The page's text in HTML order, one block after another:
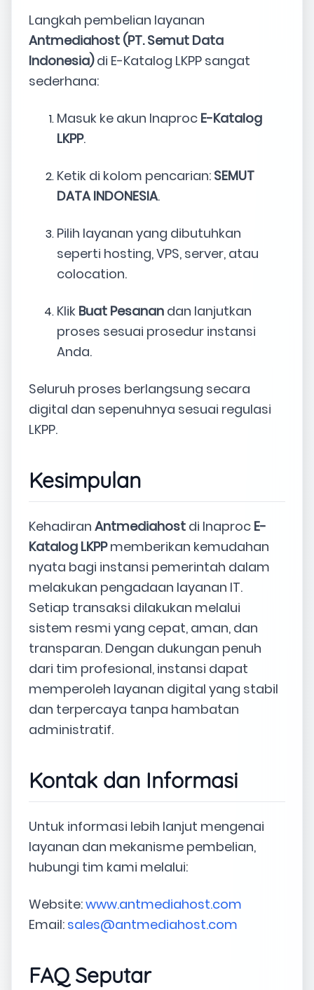
Langkah pembelian layanan
Antmediahost (PT. Semut Data
Indonesia)di E-Katalog LKPP sangat
sederhana:
Masuk ke akun Inaproc E-Katalog
LKPP.
Ketik di kolom pencarian: SEMUT
DATA INDONESIA.
Pilih layanan yang dibutuhkan
seperti hosting, VPS, server, atau
colocation.
Klik Buat Pesanan dan lanjutkan
proses sesuai prosedur instansi
Anda.
Seluruh proses berlangsung secara
digital dan sepenuhnya sesuai regulasi
LKPP.
Kesimpulan
Kehadiran Antmediahost di Inaproc E-
Katalog LKPPmemberikan kemudahan
nyata bagi instansi pemerintah dalam
melakukan pengadaan layanan IT.
Setiap transaksi dilakukan melalui
sistem resmi yang cepat, aman, dan
transparan. Dengan dukungan penuh
dari tim profesional, instansi dapat
memperoleh layanan digital yang stabil
dan terpercaya tanpa hambatan
administratif.
Kontak dan Informasi
Untuk informasi lebih lanjut mengenai
layanan dan mekanisme pembelian,
hubungi tim kami melalui:
Website:www.antmediahost.com
Email: sales@antmediahost.com
FAQ Seputar